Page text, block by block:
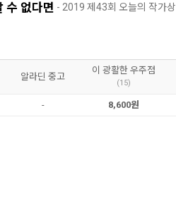
수 없다면 - 2019 제43회 오늘의 작가상
알라딘 중고
이 광활한 우주점
(15)
- 8,600원